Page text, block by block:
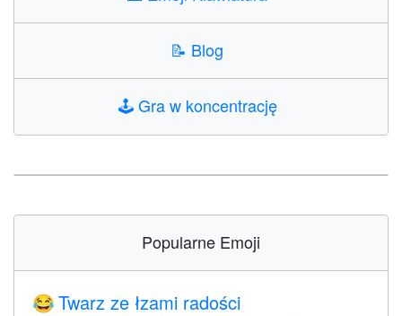
📝 Blog
🕹️Gra w koncentrację
Popularne Emoji
😂 Twarz ze łzami radości